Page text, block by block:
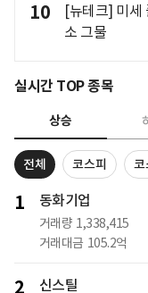
10
[뉴테크] 미세
소 그물
실시간 TOP 종목
상승
전체 코스피 코
1 동화기업
거래량 1,338,415
거래대금 105.2억
2 신스틸